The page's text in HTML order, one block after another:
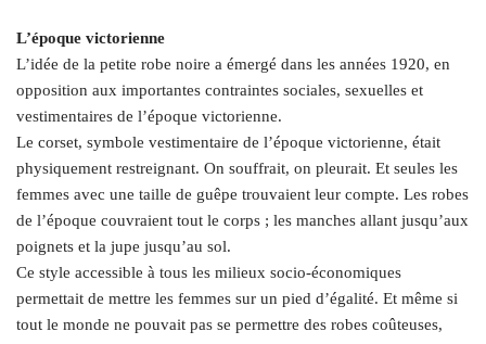
L’époque victorienne
L’idée de la petite robe noire a émergé dans les années 1920, en
opposition aux importantes contraintes sociales, sexuelles et
vestimentaires de l’époque victorienne.
Le corset, symbole vestimentaire de l’époque victorienne, était
physiquement restreignant. On souffrait, on pleurait. Et seules les
femmes avec une taille de guêpe trouvaient leur compte. Les robes
de l’époque couvraient tout le corps ; les manches allant jusqu’aux
poignets et la jupe jusqu’au sol.
Ce style accessible à tous les milieux socio-économiques
permettait de mettre les femmes sur un pied d’égalité. Et même si
tout le monde ne pouvait pas se permettre des robes coûteuses,